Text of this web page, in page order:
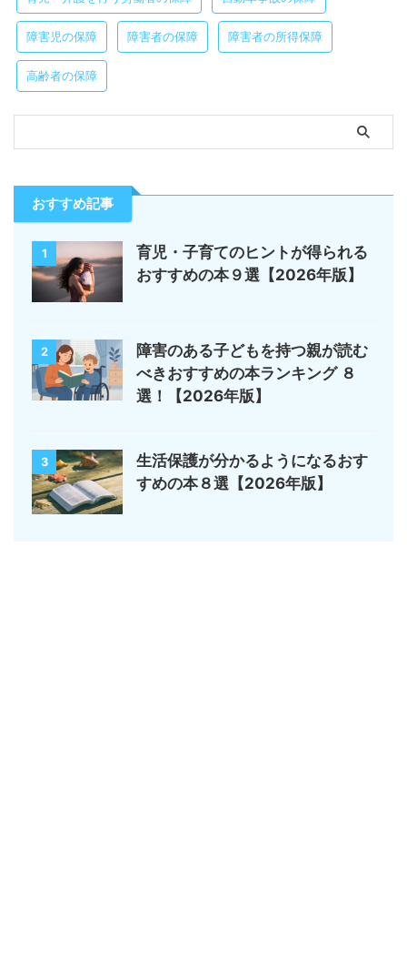
障害児の保障 障害者の保障 障害者の所得保障
高齢者の保障
おすすめ記事
1
育児・子育てのヒントが得られる
おすすめの本９選【2026年版】
2
障害のある子どもを持つ親が読む
べきおすすめの本ランキング ８
選！【2026年版】
3
生活保護が分かるようになるおす
すめの本８選【2026年版】